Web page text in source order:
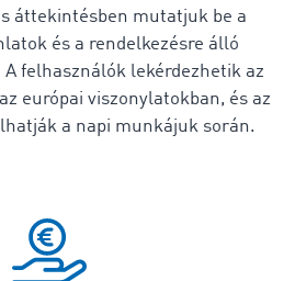
áttekintésben mutatjuk be a
és a rendelkezésre álló
felhasználók lekérdezhetik az
európai viszonylatokban, és az
a napi munkájuk során.